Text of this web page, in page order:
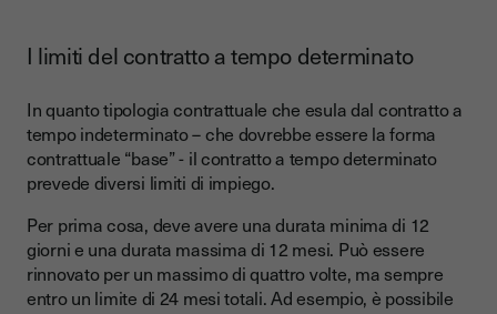
I limiti del contratto a tempo determinato
In quanto tipologia contrattuale che esula dal contratto a
tempo indeterminato – che dovrebbe essere la forma
contrattuale “base” - il contratto a tempo determinato
prevede diversi limiti di impiego.
Per prima cosa, deve avere una durata minima di 12
giorni e una durata massima di 12 mesi. Può essere
rinnovato per un massimo di quattro volte, ma sempre
entro un limite di 24 mesi totali. Ad esempio, è possibile